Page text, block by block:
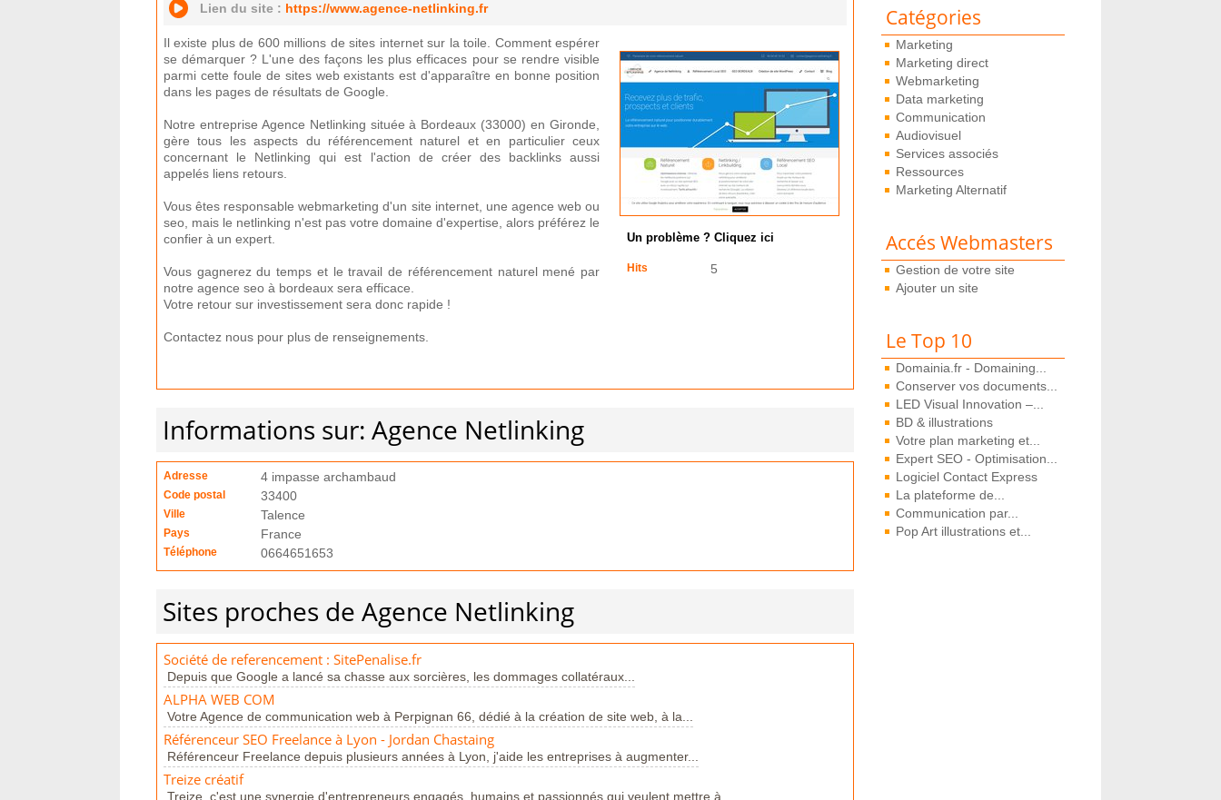
Catégories
Marketing
Marketing direct
Webmarketing
Data marketing
Communication
Audiovisuel
Services associés
Ressources
Marketing Alternatif
Accés Webmasters
Gestion de votre site
Ajouter un site
Le Top 10
Domainia.fr - Domaining...
Conserver vos documents...
LED Visual Innovation –...
BD & illustrations
Votre plan marketing et...
Expert SEO - Optimisation...
Logiciel Contact Express
La plateforme de...
Communication par...
Pop Art illustrations et...
Lien du site : https://www.agence-netlinking.fr
Il existe plus de 600 millions de sites internet sur la toile. Comment espérer
se démarquer ? L'une des façons les plus efficaces pour se rendre visible
parmi cette foule de sites web existants est d'apparaître en bonne position
dans les pages de résultats de Google.
Notre entreprise Agence Netlinking située à Bordeaux (33000) en Gironde,
gère tous les aspects du référencement naturel et en particulier ceux
concernant le Netlinking qui est l'action de créer des backlinks aussi
appelés liens retours.
Vous êtes responsable webmarketing d'un site internet, une agence web ou
seo, mais le netlinking n'est pas votre domaine d'expertise, alors préférez le
confier à un expert.
Vous gagnerez du temps et le travail de référencement naturel mené par
notre agence seo à bordeaux sera efficace.
Votre retour sur investissement sera donc rapide !
Contactez nous pour plus de renseignements.
Un problème ? Cliquez ici
Hits 5
Informations sur: Agence Netlinking
Adresse 4 impasse archambaud
Code postal 33400
Ville Talence
Pays France
Téléphone 0664651653
Sites proches de Agence Netlinking
Société de referencement : SitePenalise.fr
Depuis que Google a lancé sa chasse aux sorcières, les dommages collatéraux...
ALPHA WEB COM
Votre Agence de communication web à Perpignan 66, dédié à la création de site web, à la...
Référenceur SEO Freelance à Lyon - Jordan Chastaing
Référenceur Freelance depuis plusieurs années à Lyon, j'aide les entreprises à augmenter...
Treize créatif
Treize, c'est une synergie d'entrepreneurs engagés, humains et passionnés qui veulent mettre à...